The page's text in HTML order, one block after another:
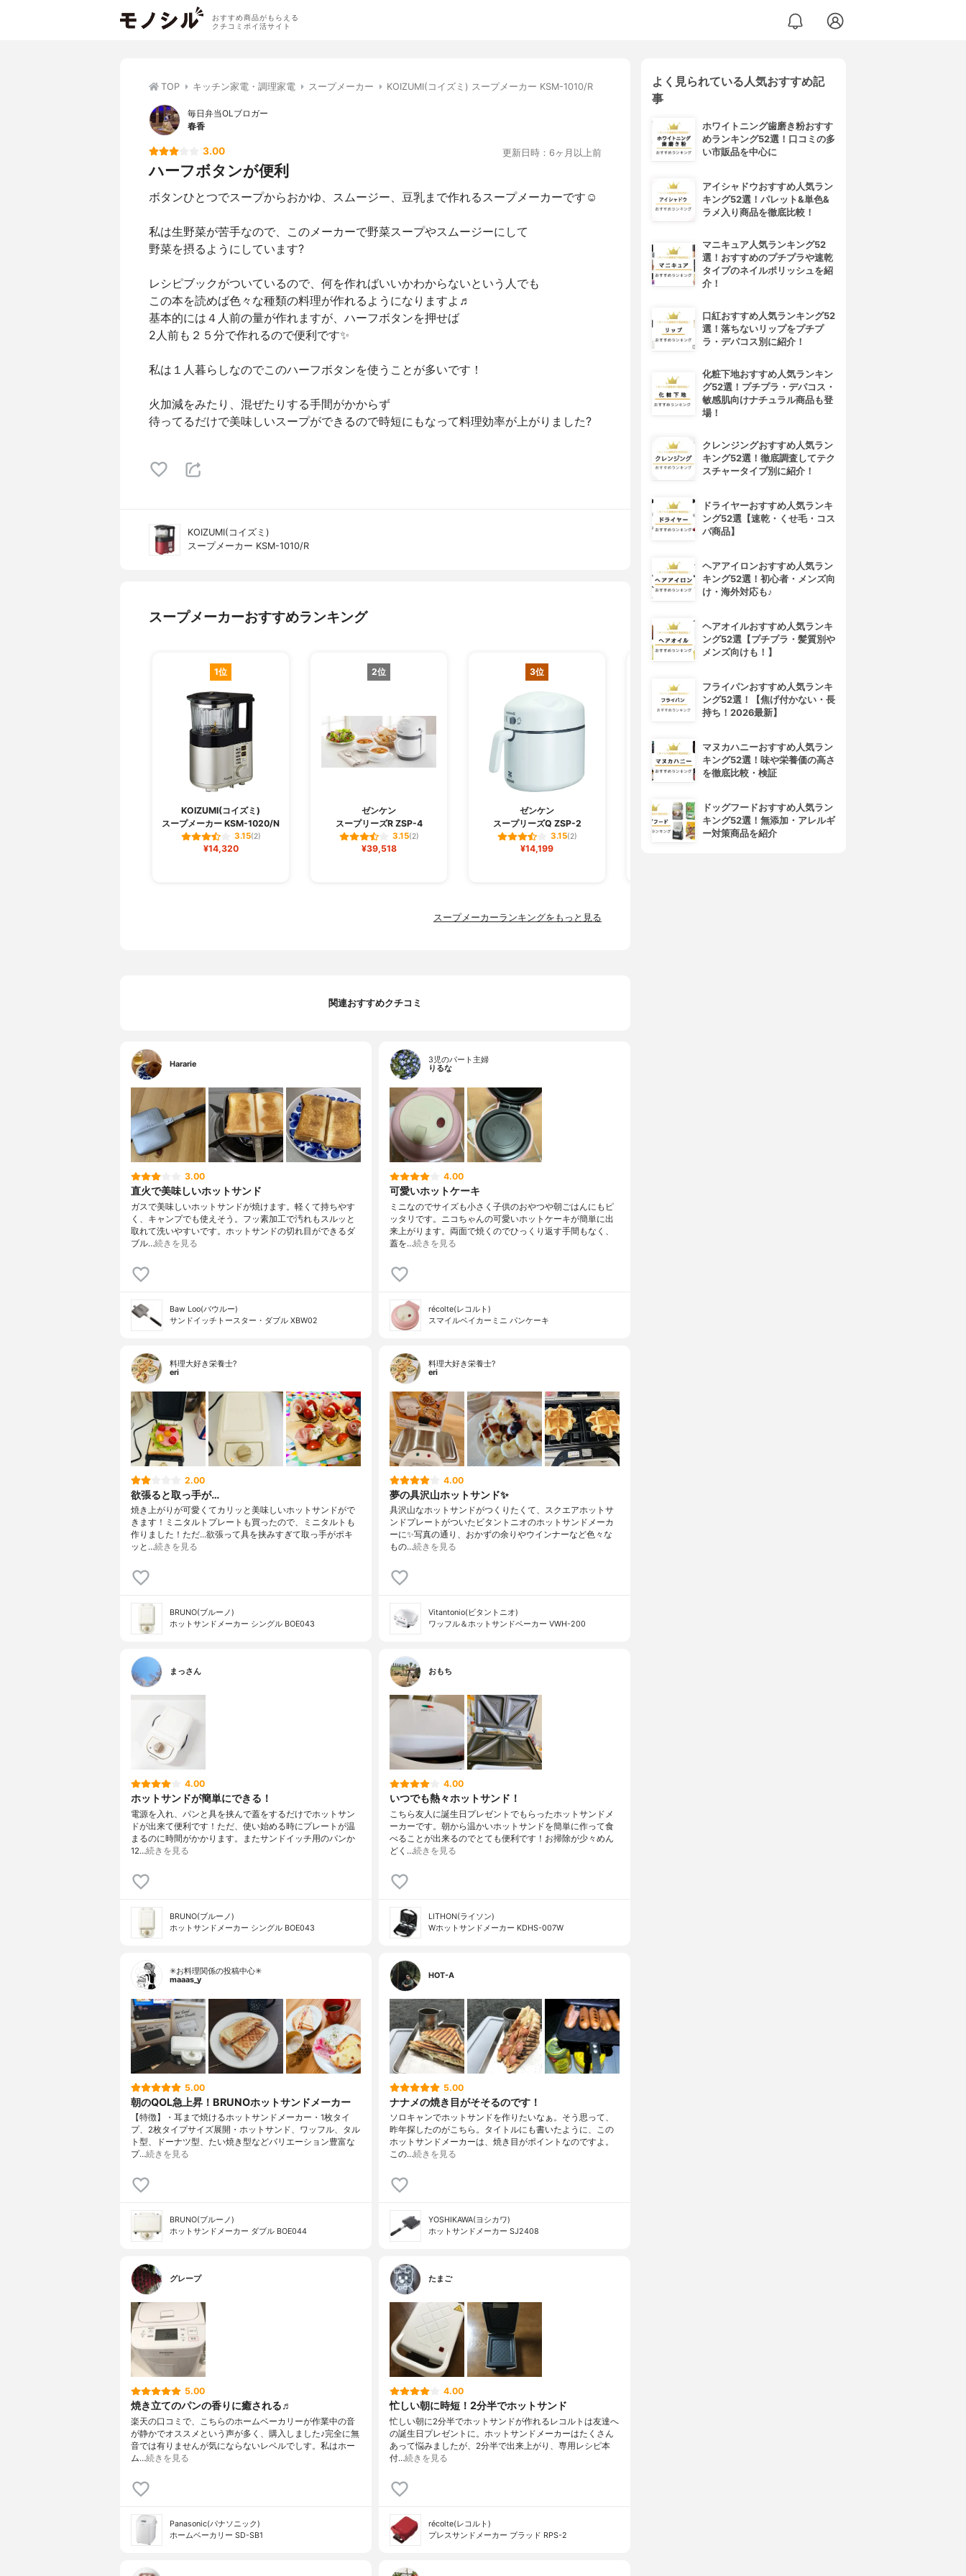
おすすめ商品がもらえる
クチコミポイ活サイト
TOP キッチン家電・調理家電 スープメーカー KOIZUMI(コイズミ) スープメーカー KSM-1010/R
毎日弁当OLブロガー
春香
3.00 更新日時：6ヶ月以上前
ハーフボタンが便利
ボタンひとつでスープからおかゆ、スムージー、豆乳まで作れるスープメーカーです☺︎
私は生野菜が苦手なので、このメーカーで野菜スープやスムージーにして
野菜を摂るようにしています?
レシピブックがついているので、何を作ればいいかわからないという人でも
この本を読めば色々な種類の料理が作れるようになりますよ♬
基本的には４人前の量が作れますが、ハーフボタンを押せば
2人前も２５分で作れるので便利です✨
私は１人暮らしなのでこのハーフボタンを使うことが多いです！
火加減をみたり、混ぜたりする手間がかからず
待ってるだけで美味しいスープができるので時短にもなって料理効率が上がりました?
KOIZUMI(コイズミ)
スープメーカー KSM-1010/R
スープメーカーおすすめランキング
1位
KOIZUMI(コイズミ)
スープメーカー KSM-1020/N
3.15(2)
¥14,320
2位
ゼンケン
スープリーズR ZSP-4
3.15(2)
¥39,518
3位
ゼンケン
スープリーズQ ZSP-2
3.15(2)
¥14,199
KOIZUMI(コイズミ)
スープメーカー KSM-1010/R
3.15(2)
DOSHISHA(ドウシシャ)
minish スープメーカー DSM-
スープメーカーランキングをもっと見る
関連おすすめクチコミ
Hararie
3.00
直火で美味しいホットサンド
ガスで美味しいホットサンドが焼けます。軽くて持ちやす
く、キャンプでも使えそう。フッ素加工で汚れもスルッと
取れて洗いやすいです。ホットサンドの切れ目ができるダ
ブル…続きを見る
Baw Loo(バウルー)
サンドイッチトースター・ダブル XBW02
3児のパート主婦
りるな
4.00
可愛いホットケーキ
ミニなのでサイズも小さく子供のおやつや朝ごはんにもピ
ッタリです。ニコちゃんの可愛いホットケーキが簡単に出
来上がります。両面で焼くのでひっくり返す手間もなく、
蓋を…続きを見る
récolte(レコルト)
スマイルベイカーミニ パンケーキ
料理大好き栄養士?
eri
2.00
欲張ると取っ手が…
焼き上がりが可愛くてカリッと美味しいホットサンドがで
きます！ミニタルトプレートも買ったので、ミニタルトも
作りました！ただ…欲張って具を挟みすぎて取っ手がポキ
ッと…続きを見る
BRUNO(ブルーノ)
ホットサンドメーカー シングル BOE043
料理大好き栄養士?
eri
4.00
夢の具沢山ホットサンド✨
具沢山なホットサンドがつくりたくて、スクエアホットサ
ンドプレートがついたビタントニオのホットサンドメーカ
ーに✨写真の通り、おかずの余りやウインナーなど色々な
もの…続きを見る
Vitantonio(ビタントニオ)
ワッフル＆ホットサンドベーカー VWH-200
まっさん
4.00
ホットサンドが簡単にできる！
電源を入れ、パンと具を挟んで蓋をするだけでホットサン
ドが出来て便利です！ただ、使い始める時にプレートが温
まるのに時間がかかります。またサンドイッチ用のパンか
12…続きを見る
BRUNO(ブルーノ)
ホットサンドメーカー シングル BOE043
おもち
4.00
いつでも熱々ホットサンド！
こちら友人に誕生日プレゼントでもらったホットサンドメ
ーカーです。朝から温かいホットサンドを簡単に作って食
べることが出来るのでとても便利です！お掃除が少々めん
どく…続きを見る
LITHON(ライソン)
Wホットサンドメーカー KDHS-007W
✳お料理関係の投稿中心✳
maaas_y
5.00
朝のQOL急上昇！BRUNOホットサンドメーカー
【特徴】・耳まで焼けるホットサンドメーカー・1枚タイ
プ、2枚タイプサイズ展開・ホットサンド、ワッフル、タル
ト型、ドーナツ型、たい焼き型などバリエーション豊富な
プ…続きを見る
BRUNO(ブルーノ)
ホットサンドメーカー ダブル BOE044
HOT-A
5.00
ナナメの焼き目がそそるのです！
ソロキャンでホットサンドを作りたいなぁ。そう思って、
昨年探したのがこちら。タイトルにも書いたように、この
ホットサンドメーカーは、焼き目がポイントなのですよ。
この…続きを見る
YOSHIKAWA(ヨシカワ)
ホットサンドメーカー SJ2408
グレープ
5.00
焼き立てのパンの香りに癒される♬
楽天の口コミで、こちらのホームベーカリーが作業中の音
が静かでオススメという声が多く、購入しました♪完全に無
音では有りませんが気にならないレベルでしす。私はホー
ム…続きを見る
Panasonic(パナソニック)
ホームベーカリー SD-SB1
たまご
4.00
忙しい朝に時短！2分半でホットサンド
忙しい朝に2分半でホットサンドが作れるレコルトは友達へ
の誕生日プレゼントに。ホットサンドメーカーはたくさん
あって悩みましたが、2分半で出来上がり、専用レシピ本
付…続きを見る
récolte(レコルト)
プレスサンドメーカー プラッド RPS-2
よく見られている人気おすすめ記
事
ホワイトニング歯磨き粉おすす
めランキング52選！口コミの多
い市販品を中心に
アイシャドウおすすめ人気ラン
キング52選！パレット&単色&
ラメ入り商品を徹底比較！
マニキュア人気ランキング52
選！おすすめのプチプラや速乾
タイプのネイルポリッシュを紹
介！
口紅おすすめ人気ランキング52
選！落ちないリップをプチプ
ラ・デパコス別に紹介！
化粧下地おすすめ人気ランキン
グ52選！プチプラ・デパコス・
敏感肌向けナチュラル商品も登
場！
クレンジングおすすめ人気ラン
キング52選！徹底調査してテク
スチャータイプ別に紹介！
ドライヤーおすすめ人気ランキ
ング52選【速乾・くせ毛・コス
パ商品】
ヘアアイロンおすすめ人気ラン
キング52選！初心者・メンズ向
け・海外対応も♪
ヘアオイルおすすめ人気ランキ
ング52選【プチプラ・髪質別や
メンズ向けも！】
フライパンおすすめ人気ランキ
ング52選！【焦げ付かない・長
持ち！2026最新】
マヌカハニーおすすめ人気ラン
キング52選！味や栄養価の高さ
を徹底比較・検証
ドッグフードおすすめ人気ラン
キング52選！無添加・アレルギ
ー対策商品を紹介